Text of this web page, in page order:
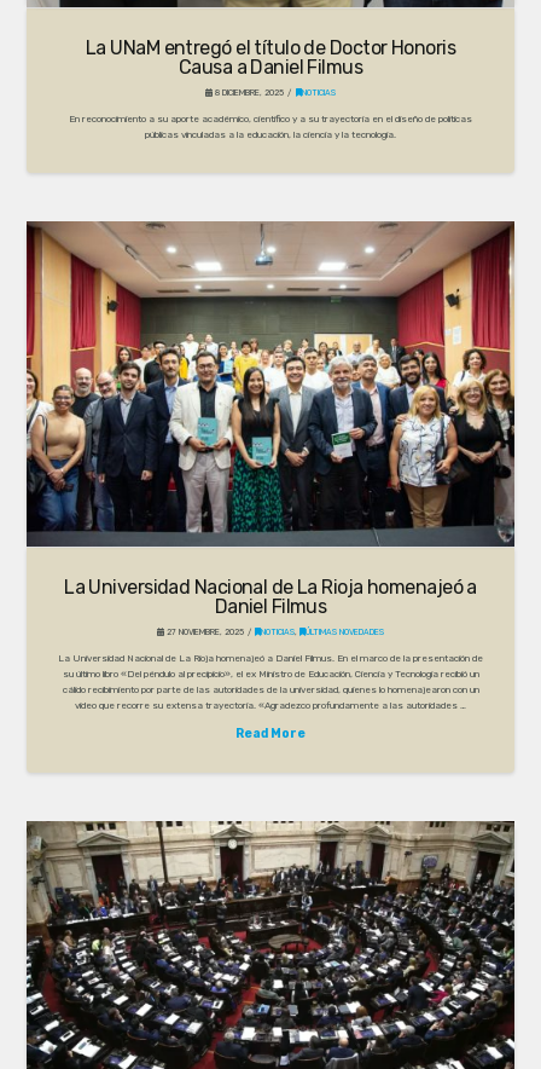
La UNaM entregó el título de Doctor Honoris
Causa a Daniel Filmus
8 DICIEMBRE, 2025 NOTICIAS
En reconocimiento a su aporte académico, científico y a su trayectoria en el diseño de políticas
públicas vinculadas a la educación, la ciencia y la tecnología.
La Universidad Nacional de La Rioja homenajeó a
Daniel Filmus
27 NOVIEMBRE, 2025 NOTICIAS , ÚLTIMAS NOVEDADES
La Universidad Nacional de La Rioja homenajeó a Daniel Filmus. En el marco de la presentación de
su último libro «Del péndulo al precipicio», el ex Ministro de Educación, Ciencia y Tecnología recibió un
cálido recibimiento por parte de las autoridades de la universidad, quienes lo homenajearon con un
video que recorre su extensa trayectoria. «Agradezco profundamente a las autoridades …
Read More